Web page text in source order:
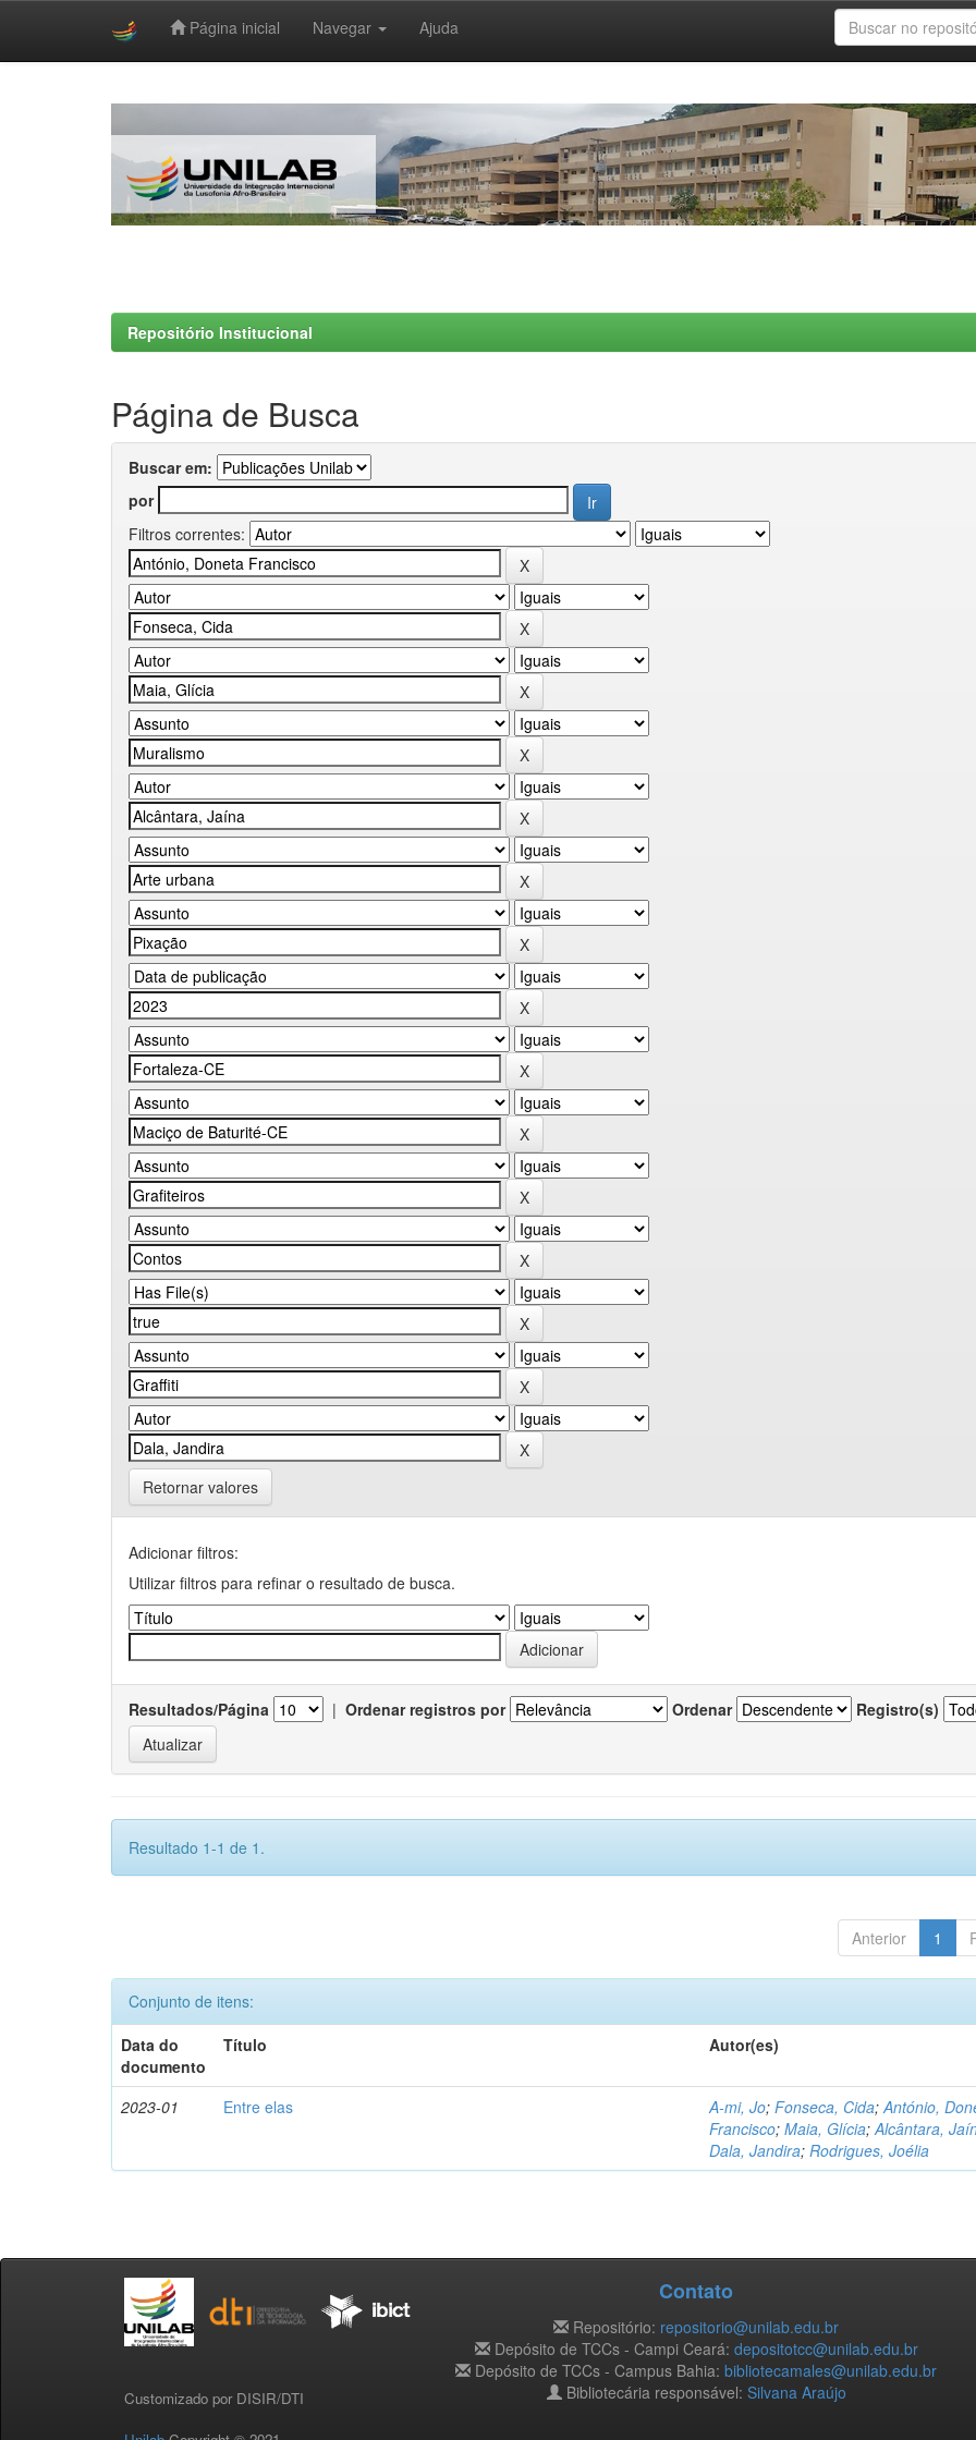
Página inicial Navegar Ajuda
Repositório Institucional
Página de Busca
Buscar em:
por
Filtros correntes:
Retornar valores
Adicionar filtros:
Utilizar filtros para refinar o resultado de busca.
Resultados/Página | Ordenar registros por Ordenar Registro(s)
Resultado 1-1 de 1.
Anterior 1
Conjunto de itens:
Data do
documento
Título Autor(es)
2023-01 Entre elas A-mi, Jo;Fonseca, Cida;António,
Francisco;Maia, Glícia;Alcântara,
Dala, Jandira;Rodrigues, Joélia
Customizado por DISIR/DTI
Contato
Repositório: repositorio@unilab.edu.br
Depósito de TCCs - Campi Ceará: depositotcc@unilab.edu.br
Depósito de TCCs - Campus Bahia: bibliotecamales@unilab.edu.br
Bibliotecária responsável: Silvana Araújo